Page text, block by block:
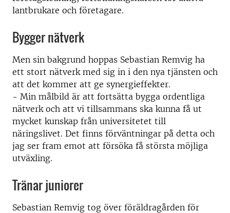
lantbrukare och företagare.
Bygger nätverk
Men sin bakgrund hoppas Sebastian Remvig ha
ett stort nätverk med sig in i den nya tjänsten och
att det kommer att ge synergieffekter.
- Min målbild är att fortsätta bygga ordentliga
nätverk och att vi tillsammans ska kunna få ut
mycket kunskap från universitetet till
näringslivet. Det finns förväntningar på detta och
jag ser fram emot att försöka få största möjliga
utväxling.
Tränar juniorer
Sebastian Remvig tog över föräldragården för